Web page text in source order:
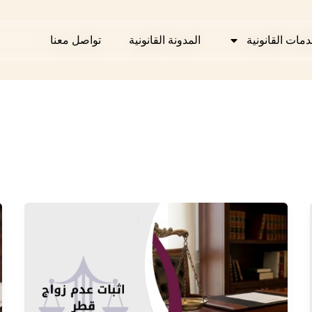
القانونية المدونة القانونية تواصل معنا القانونية المدونة القانونية تواصل معنا